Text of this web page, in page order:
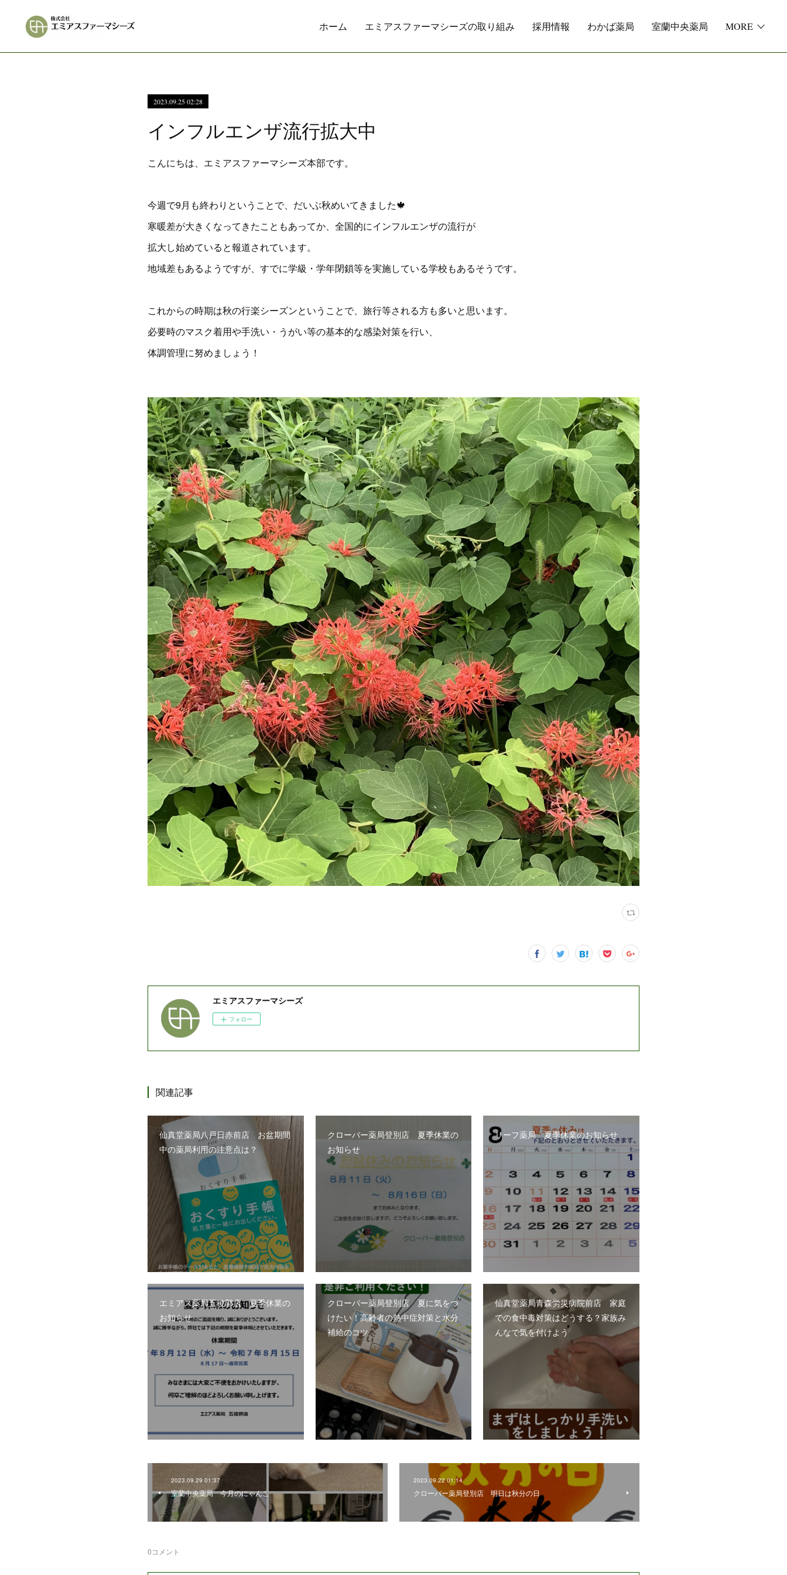
ホーム エミアスファーマシーズの取り組み 採用情報 わかば薬局 室蘭中央薬局 MORE
2023.09.25 02:28
インフルエンザ流行拡大中
こんにちは、エミアスファーマシーズ本部です。
今週で9月も終わりということで、だいぶ秋めいてきました🍁
寒暖差が大きくなってきたこともあってか、全国的にインフルエンザの流行が
拡大し始めていると報道されています。
地域差もあるようですが、すでに学級・学年閉鎖等を実施している学校もあるそうです。
これからの時期は秋の行楽シーズンということで、旅行等される方も多いと思います。
必要時のマスク着用や手洗い・うがい等の基本的な感染対策を行い、
体調管理に努めましょう！
エミアスファーマシーズ
フォロー
関連記事
仙真堂薬局八戸日赤前店 お盆期間
中の薬局利用の注意点は？
クローバー薬局登別店 夏季休業の
お知らせ
リーフ薬局 夏季休業のお知らせ
エミアス薬局五稜郭店 夏季休業の
お知らせ
クローバー薬局登別店 夏に気をつ
けたい！高齢者の熱中症対策と水分
補給のコツ
仙真堂薬局青森労災病院前店 家庭
での食中毒対策はどうする？家族み
んなで気を付けよう
2023.09.29 01:37
室蘭中央薬局 今月のにゃんこ
2023.09.22 01:14
クローバー薬局登別店 明日は秋分の日
0コメント